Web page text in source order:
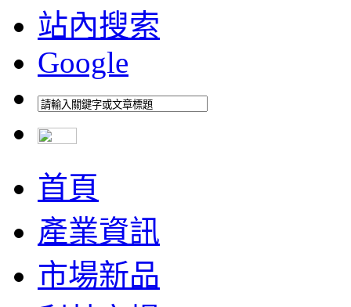
站內搜索
Google
首頁
產業資訊
市場新品